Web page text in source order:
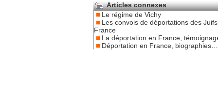
Articles connexes
Le régime de Vichy
Les convois de déportations des
France
La déportation en France,
Déportation en France, biographies…